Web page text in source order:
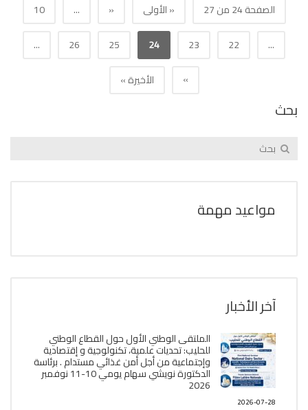
الصفحة 24 من 27 « الأولى «
...
10
...
22
23
24
25
26
...
»
الأخيرة »
بحث
مواعيد مهمة
آخر الأخبار
الملتقى الوطني الأول حول القطاع الوطني
للحليب: تحديات علمية، تكنولوجية و إقتصادية
وإجتماعية من أجل أمن غذائي مستدام . برئاسة
الدكتورة نويشي سهام يومي 10-11 نوفمبر
2026
2026-07-28